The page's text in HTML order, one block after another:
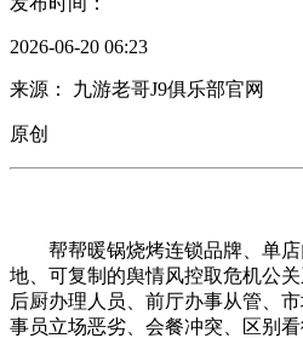
2026-06-20 06:23
来源： 九游老哥J9俱乐部官网
原创
帮帮暖锅烧烤连锁品牌、单店
地、可复制的舆情风控取危机公
后厨办理人员、前厅办事从管、
事员立场恶劣、会餐冲突、区别